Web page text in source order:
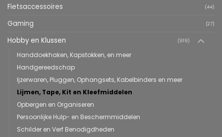
Fietsaccessoires (44)
Gaming (27)
Hobby en Klussen (919)
Handdoekhaken, Kapstokken, en meer
Handgereedschap
Ijzerwaren, Pluggen, Ophangsets, Kabelbinders en meer
Lijmen, Tape, Kit en Kleefmiddelen
Opbergen en Organiseren
Persoonlijke Hulp- en Beschermmiddelen
Schilder en Verf Benodigdheden